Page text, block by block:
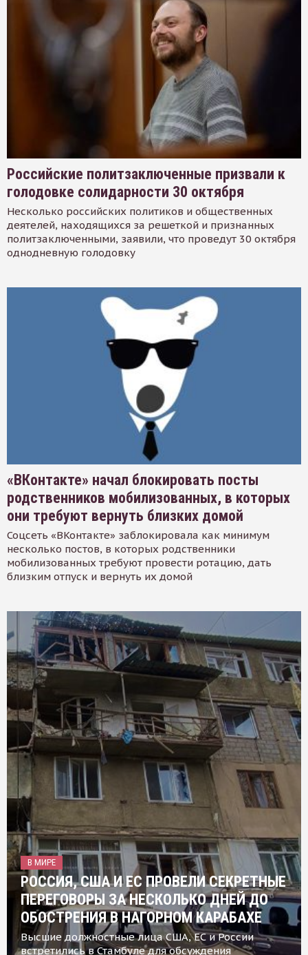
Российские политзаключенные призвали к
голодовке солидарности 30 октября
Несколько российских политиков и общественных
деятелей, находящихся за решеткой и признанных
политзаключенными, заявили, что проведут 30 октября
однодневную голодовку
«ВКонтакте» начал блокировать посты
родственников мобилизованных, в которых
они требуют вернуть близких домой
Соцсеть «ВКонтакте» заблокировала как минимум
несколько постов, в которых родственники
мобилизованных требуют провести ротацию, дать
близким отпуск и вернуть их домой
В МИРЕ
РОССИЯ, США И ЕС ПРОВЕЛИ СЕКРЕТНЫЕ
ПЕРЕГОВОРЫ ЗА НЕСКОЛЬКО ДНЕЙ ДО
ОБОСТРЕНИЯ В НАГОРНОМ КАРАБАХЕ
Высшие должностные лица США, ЕС и России
встретились в Стамбуле для обсуждения